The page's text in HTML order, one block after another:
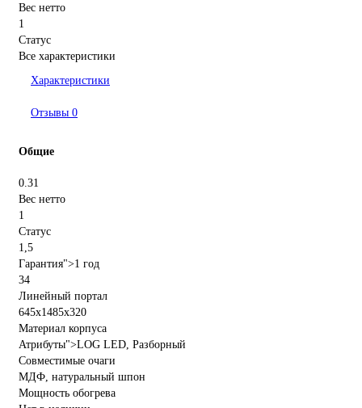
Вес нетто
1
Статус
Все характеристики
Характеристики
Отзывы 0
Общие
0.31
Вес нетто
1
Статус
1,5
Гарантия">1 год
34
Линейный портал
645x1485x320
Материал корпуса
Атрибуты">LOG LED, Разборный
Совместимые очаги
МДФ, натуральный шпон
Мощность обогрева